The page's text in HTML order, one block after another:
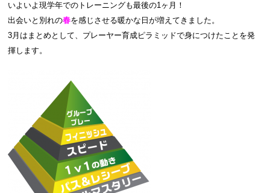
いよいよ現学年でのトレーニングも最後の1ヶ月！
出会いと別れの春を感じさせる暖かな日が増えてきました。
3月はまとめとして、プレーヤー育成ピラミッドで身につけたことを発
揮します。